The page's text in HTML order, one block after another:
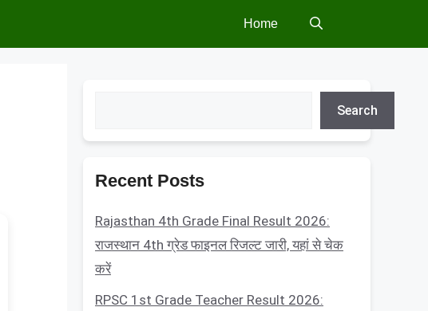
Home
Search
Recent Posts
Rajasthan 4th Grade Final Result 2026:
राजस्थान 4th ग्रेड फाइनल रिजल्ट जारी, यहां से चेक
करें
RPSC 1st Grade Teacher Result 2026: